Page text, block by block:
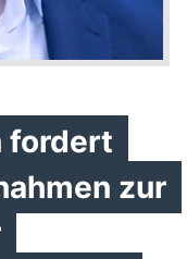
fordert
zur